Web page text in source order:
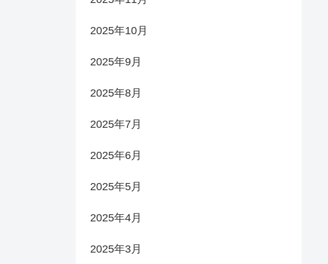
2025年10月
2025年9月
2025年8月
2025年7月
2025年6月
2025年5月
2025年4月
2025年3月